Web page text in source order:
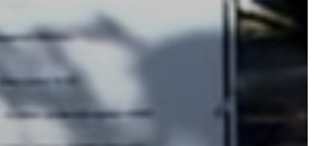
PÉNZÜGYEI
KÖLTSÉGVETÉSI
RENDELETEK